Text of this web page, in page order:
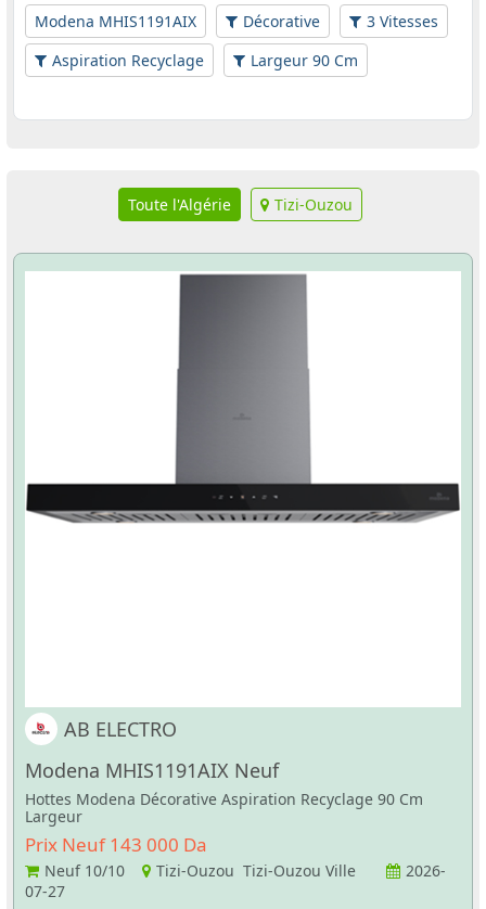
Modena MHIS1191AIX
Décorative
3 Vitesses
Aspiration Recyclage
Largeur 90 Cm
Toute l'Algérie Tizi-Ouzou
AB ELECTRO
Modena MHIS1191AIX Neuf
Hottes Modena Décorative Aspiration Recyclage 90 Cm
Largeur
Prix Neuf 143 000 Da
Neuf 10/10 Tizi-Ouzou Tizi-Ouzou Ville
2026-
07-27